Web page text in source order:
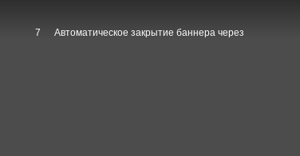
6 Автоматическое закрытие баннера через